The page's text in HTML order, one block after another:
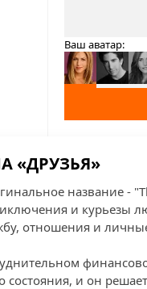
Ваш аватар:
«ДРУЗЬЯ»
название -
и курьезы
отношения и
состояния, и он